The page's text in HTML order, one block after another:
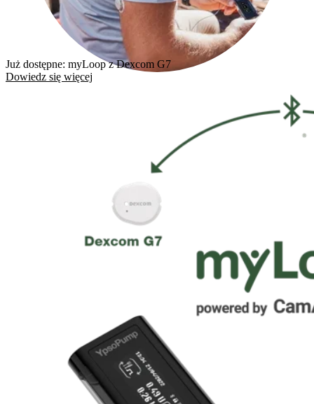
Już dostępne: myLoop z Dexcom G7
Dowiedz się więcej